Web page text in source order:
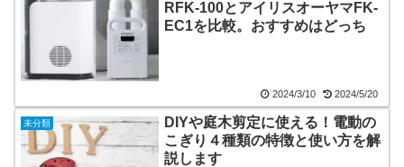
RFK-100とアイリスオーヤマFK-
EC1を比較。おすすめはどっち
2024/3/10 2024/5/20
未分類
DIYや庭木剪定に使える！電動の
こぎり４種類の特徴と使い方を解
説します